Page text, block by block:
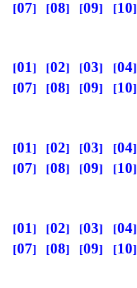
07 08 09 10
01 02 03 04
07
08 09 10
01 02 03 04
07
08 09 10
01 02 03 04
07
08 09 10